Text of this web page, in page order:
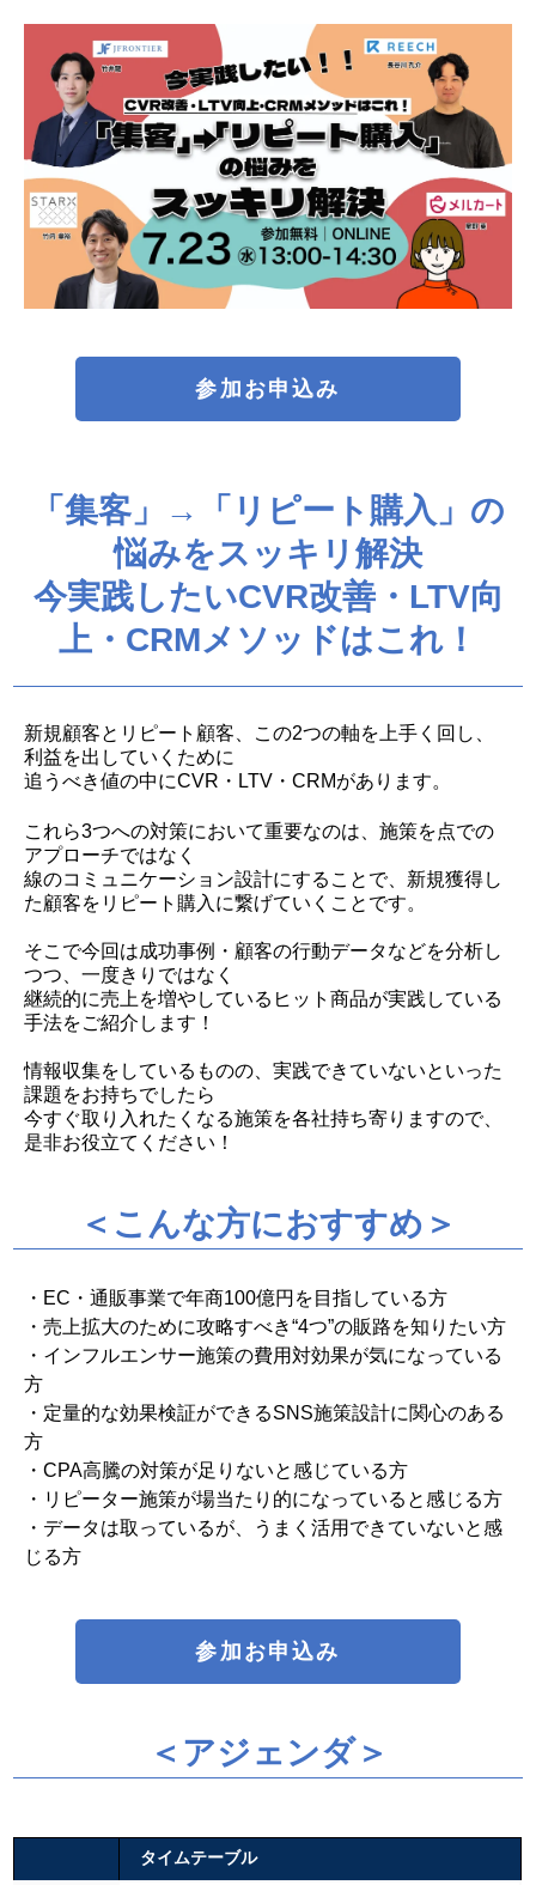
参加お申込み
「集客」→「リピート購入」の
悩みをスッキリ解決
今実践したいCVR改善・LTV向
上・CRMメソッドはこれ！
新規顧客とリピート顧客、この2つの軸を上手く回し、
利益を出していくために
追うべき値の中にCVR・LTV・CRMがあります。
これら3つへの対策において重要なのは、施策を点での
アプローチではなく
線のコミュニケーション設計にすることで、新規獲得し
た顧客をリピート購入に繋げていくことです。
そこで今回は成功事例・顧客の行動データなどを分析し
つつ、一度きりではなく
継続的に売上を増やしているヒット商品が実践している
手法をご紹介します！
情報収集をしているものの、実践できていないといった
課題をお持ちでしたら
今すぐ取り入れたくなる施策を各社持ち寄りますので、
是非お役立てください！
＜こんな方におすすめ＞
・EC・通販事業で年商100億円 を目指している方
・売上拡大のために攻略すべき“4つ”の販路を知りたい方
・インフルエンサー施策の費用対効果が気になっている
方
・定量的な効果検証ができるSNS施策設計に関心のある
方
・CPA高騰の対策が足りないと感じている方
・リピーター施策が場当たり的になっていると感じる方
・データは取っているが、うまく活用できていないと感
じる方
参加お申込み
＜アジェンダ＞
タイムテーブル